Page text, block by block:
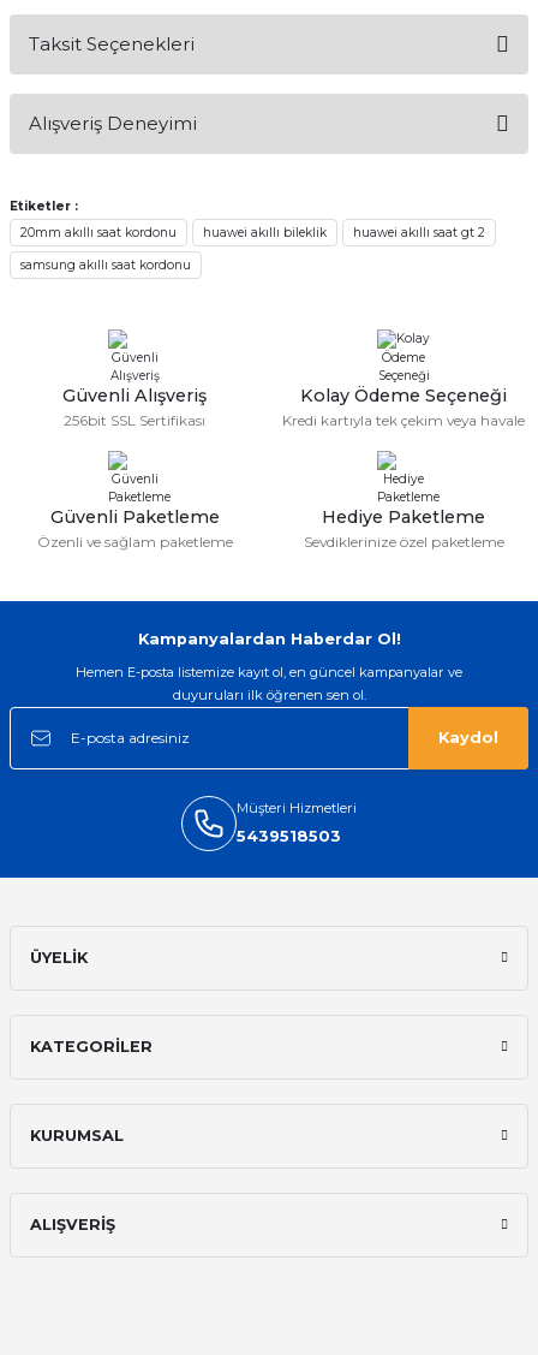
Taksit Seçenekleri
Alışveriş Deneyimi
whatsaptan hemde site üstünden çok
yardımcı oldular hızlı ve keyifli bi
alışveriş oldu özellikle bekledigimden
iyi bir ürün geldi fiyatına göre mütiş
kaliteli
gerçekten çok kaliteil ürün geldi bu
kordonu normal dışardan bir saatciye
taktırsam işciliği ile birlikte enaz 2,k
isterlerdi alacak arkadaşlar ölçülerini
İsmail yılmaz | 15/05/2026
Swatch yos Model saatime aldim
Sipariş verdikten 2 gün sonra ulaştı.
Oldukça kaliteli ve şık bir görünümü
rahatsız etmiyor ve tam oturdu.
olacak...
Sinan Tatlicioglu | 30/01/2026
İlk defa alışveriş yaptım ve gayet
Etiketler :
20mm akıllı saat kordonu
huawei akıllı bileklik huawei akıllı saat gt 2
samsung akıllı saat kordonu
Güvenli Alışveriş
256bit SSL Sertifikası
Kolay Ödeme Seçeneği
Kredi kartıyla tek çekim veya havale
Güvenli Paketleme
Özenli ve sağlam paketleme
Hediye Paketleme
Sevdiklerinize özel paketleme
Kampanyalardan Haberdar Ol!
Hemen E-posta listemize kayıt ol, en güncel kampanyalar ve
duyuruları ilk öğrenen sen ol.
Kaydol
Müşteri Hizmetleri
5439518503
ÜYELİK
KATEGORİLER
KURUMSAL
ALIŞVERİŞ